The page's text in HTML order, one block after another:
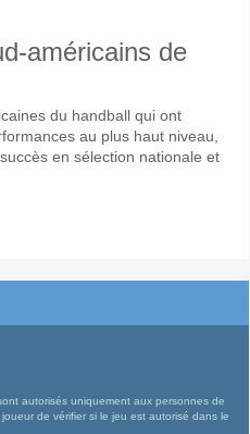
américains de
du handball qui ont
au plus haut niveau,
en sélection nationale et
autorisés uniquement aux personnes de
de vérifier si le jeu est autorisé dans le